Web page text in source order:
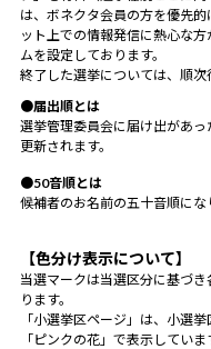
は、ボネクタ会員の方を優先
ット上での情報発信に熱心な
ムを設定しております。
終了した選挙については、順次
●届出順とは
選挙管理委員会に届け出があ
更新されます。
●50音順とは
候補者のお名前の五十音順にな
【色分け表示について】
当選マークは当選区分に基づ
ります。
「小選挙区ページ」は、小選
「ピンクの花」で表示していま